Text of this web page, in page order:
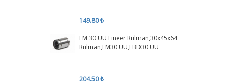
149.80 ₺
LM 30 UU Lineer Rulman,30x45x64
Rulman,LM30 UU,LBD30 UU
204.50 ₺